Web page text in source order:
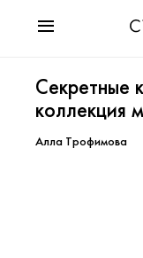
Мода
Звезды
Гороскопы
Секретные
коллекция
Алла Трофимова